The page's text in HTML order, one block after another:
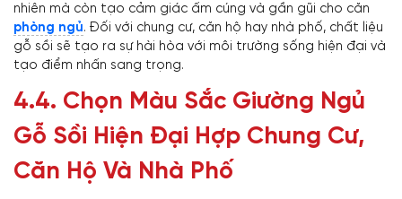
nhiên mà còn tạo cảm giác ấm cúng và gần gũi cho căn
phòng ngủ. Đối với chung cư, căn hộ hay nhà phố, chất liệu
gỗ sồi sẽ tạo ra sự hài hòa với môi trường sống hiện đại và
tạo điểm nhấn sang trọng.
4.4. Chọn Màu Sắc Giường Ngủ
Gỗ Sồi Hiện Đại Hợp Chung Cư,
Căn Hộ Và Nhà Phố